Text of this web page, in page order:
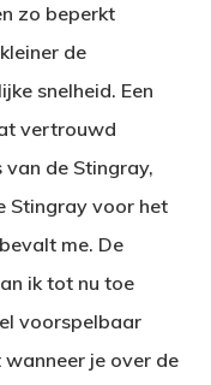
zo beperkt
de
snelheid. Een
vertrouwd
de Stingray,
Stingray voor het
me. De
ik tot nu toe
voorspelbaar
je over de